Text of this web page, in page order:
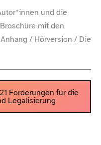
und die
mit den
/​ Hörversion /​ Die
Forderungen für die
Legalisierung